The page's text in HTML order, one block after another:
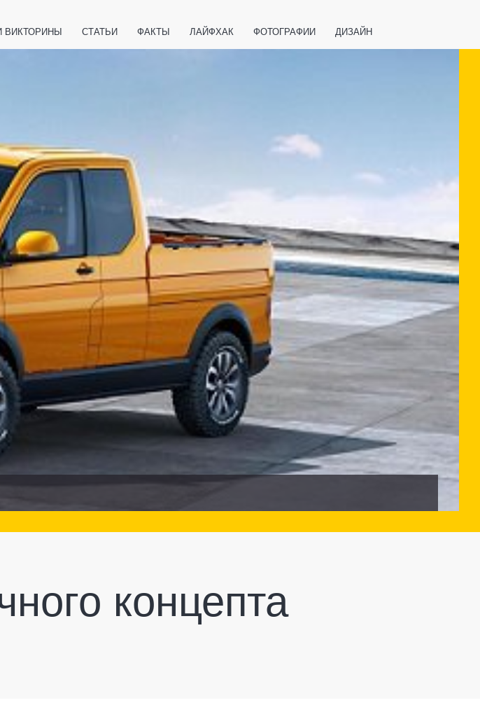
ВИКТОРИНЫ СТАТЬИ ФАКТЫ ЛАЙФХАК ФОТОГРАФИИ ДИЗАЙН
концепта